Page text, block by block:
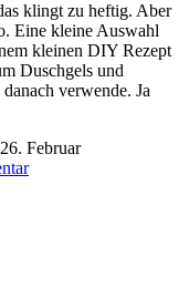
klingt zu heftig. Aber
Eine kleine Auswahl
kleinen DIY Rezept
Duschgels und
verwende. Ja
26. Februar